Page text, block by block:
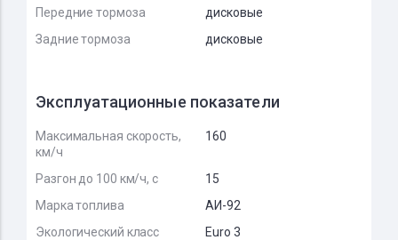
Передние тормоза
дисковые
Задние тормоза
дисковые
Эксплуатационные показатели
Максимальная скорость,
км/ч
160
Разгон до 100 км/ч, с
15
Марка топлива
АИ-92
Экологический класс
Euro 3